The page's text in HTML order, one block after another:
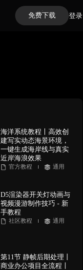
免费下载 登录
海洋系统教程丨高效创
建写实动态海景环境，
一键生成海岸线与真实
近岸海浪效果
官方教程 通用
D5渲染器开关灯动画与
视频漫游制作技巧 - 新
手教程
社区教程 通用
第11节 静帧后期处理丨
商业办公项目全流程丨